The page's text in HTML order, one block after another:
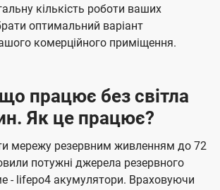
кількість роботи ваших
оптимальний варіант
комерційного приміщення.
працює без світла
Як це працює?
мережу резервним живленням до 72
потужні джерела резервного
- lifepo4 акумулятори. Враховуючи